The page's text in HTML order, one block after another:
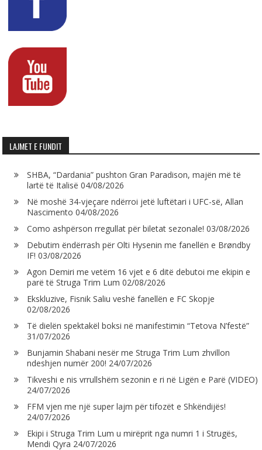
LAJMET E FUNDIT
SHBA, “Dardania” pushton Gran Paradison, majën më të
lartë të Italisë 04/08/2026
Në moshë 34-vjeçare ndërroi jetë luftëtari i UFC-së, Allan
Nascimento 04/08/2026
Como ashpërson rregullat për biletat sezonale! 03/08/2026
Debutim ëndërrash për Olti Hysenin me fanellën e Brøndby
IF! 03/08/2026
Agon Demiri me vetëm 16 vjet e 6 ditë debutoi me ekipin e
parë të Struga Trim Lum 02/08/2026
Ekskluzive, Fisnik Saliu veshë fanellën e FC Skopje
02/08/2026
Të dielën spektakël boksi në manifestimin “Tetova N’festë”
31/07/2026
Bunjamin Shabani nesër me Struga Trim Lum zhvillon
ndeshjen numër 200! 24/07/2026
Tikveshi e nis vrrullshëm sezonin e ri në Ligën e Parë (VIDEO)
24/07/2026
FFM vjen me një super lajm për tifozët e Shkëndijës!
24/07/2026
Ekipi i Struga Trim Lum u mirëprit nga numri 1 i Strugës,
Mendi Qyra 24/07/2026